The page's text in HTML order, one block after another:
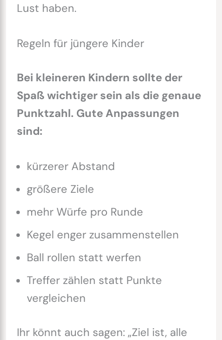
Lust haben.
Regeln für jüngere Kinder
Bei kleineren Kindern sollte der
Spaß wichtiger sein als die genaue
Punktzahl. Gute Anpassungen
sind:
kürzerer Abstand
größere Ziele
mehr Würfe pro Runde
Kegel enger zusammenstellen
Ball rollen statt werfen
Treffer zählen statt Punkte
vergleichen
Ihr könnt auch sagen: „Ziel ist, alle